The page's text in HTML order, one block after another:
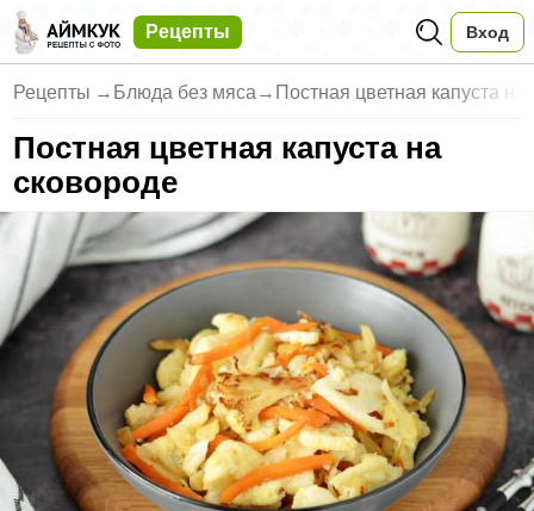
Рецепты Вход
Рецепты → Блюда без мяса → Постная цветная капуста на
Постная цветная капуста на
сковороде